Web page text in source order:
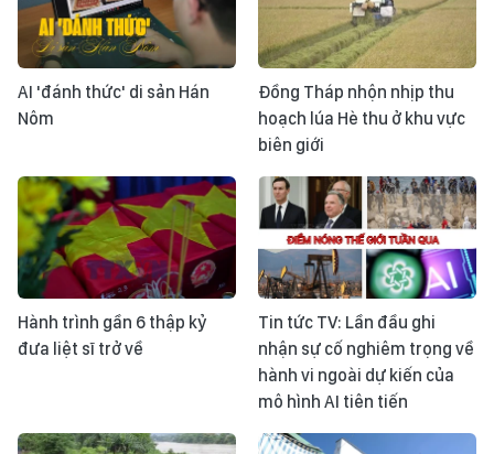
AI 'đánh thức' di sản Hán
Nôm
Đồng Tháp nhộn nhịp thu
hoạch lúa Hè thu ở khu vực
biên giới
Hành trình gần 6 thập kỷ
đưa liệt sĩ trở về
Tin tức TV: Lần đầu ghi
nhận sự cố nghiêm trọng về
hành vi ngoài dự kiến của
mô hình AI tiên tiến